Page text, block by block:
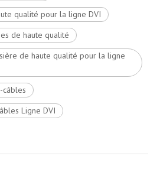
qualité pour la ligne DVI
de haute qualité
de haute qualité pour la ligne
Ligne DVI